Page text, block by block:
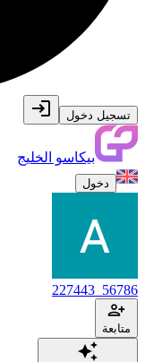
تسجيل دخول
بيكاسو الخليج
دخول
56786_227443
متابعة